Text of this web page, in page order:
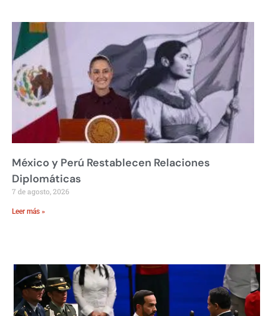
México y Perú Restablecen Relaciones
Diplomáticas
7 de agosto, 2026
Leer más »